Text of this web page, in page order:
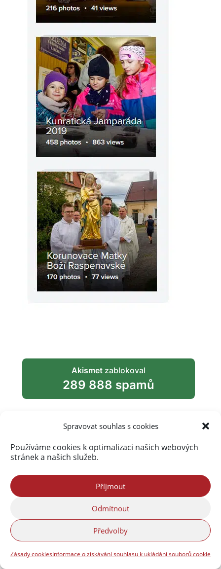
Spravovat souhlas s cookies
Používáme cookies k optimalizaci našich webových
stránek a našich služeb.
Příjmout
Odmítnout
Předvolby
Zásady cookiesInformace o získávání souhlasu k ukládání souborů cookie
Akismetzablokoval
289 888 spamů